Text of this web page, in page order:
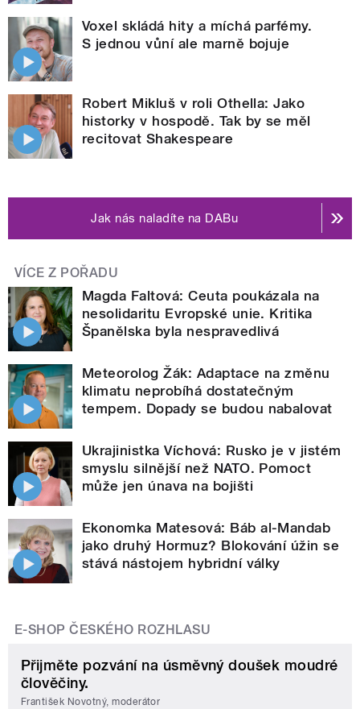
Voxel skládá hity a míchá parfémy.
S jednou vůní ale marně bojuje
Robert Mikluš v roli Othella: Jako
historky v hospodě. Tak by se měl
recitovat Shakespeare
Jak nás naladíte na DABu
VÍCE Z POŘADU
Magda Faltová: Ceuta poukázala na
nesolidaritu Evropské unie. Kritika
Španělska byla nespravedlivá
Meteorolog Žák: Adaptace na změnu
klimatu neprobíhá dostatečným
tempem. Dopady se budou nabalovat
Ukrajinistka Víchová: Rusko je v jistém
smyslu silnější než NATO. Pomoct
může jen únava na bojišti
Ekonomka Matesová: Báb al-Mandab
jako druhý Hormuz? Blokování úžin se
stává nástojem hybridní války
E-SHOP ČESKÉHO ROZHLASU
Přijměte pozvání na úsměvný doušek moudré
člověčiny.
František Novotný, moderátor